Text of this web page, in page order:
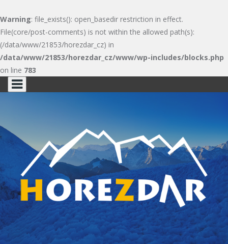
Warning: file_exists(): open_basedir restriction in effect.
File(core/post-comments) is not within the allowed path(s):
(/data/www/21853/horezdar_cz) in
/data/www/21853/horezdar_cz/www/wp-includes/blocks.php
on line 783
Skip
to